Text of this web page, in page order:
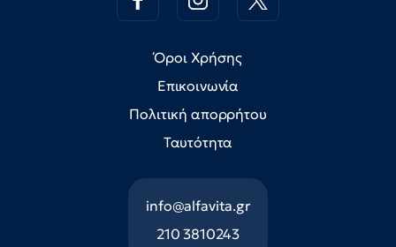
Όροι Χρήσης
Επικοινωνία
Πολιτική απορρήτου
Ταυτότητα
info@alfavita.gr
210 3810243